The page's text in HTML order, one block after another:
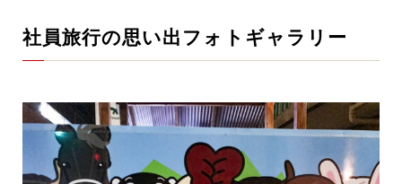
社員旅行の思い出フォトギャラリー